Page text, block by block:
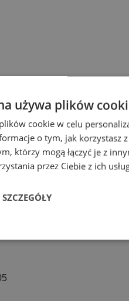
używa plików
cookie w celu
o tym, jak korzystasz
którzy mogą łączyć je z
przez Ciebie z ich